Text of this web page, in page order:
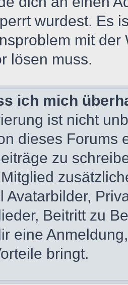
wurdest. Es
mit
lösen muss.
ich mich
ist nicht
dieses Forums
zu
Avatarbilder,
Beitritt zu
eine
bringt.